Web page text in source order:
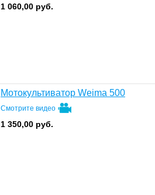
1 060,00 руб.
Мотокультиватор Weima 500
Смотрите видео
1 350,00 руб.